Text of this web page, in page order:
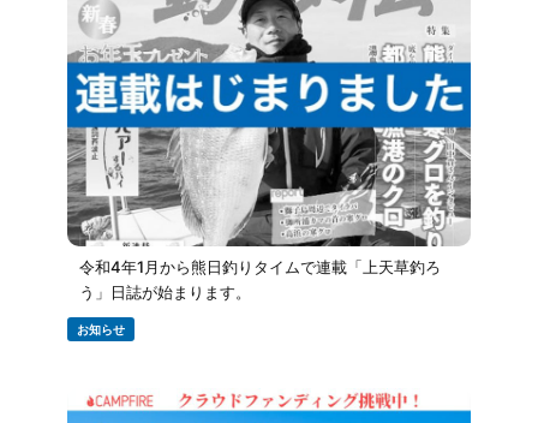
令和4年1月から熊日釣りタイムで連載「上天草釣ろ
う」日誌が始まります。
お知らせ